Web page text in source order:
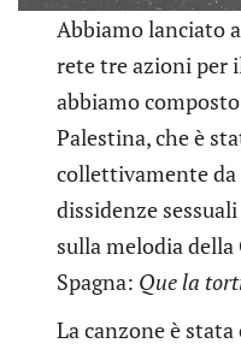
Abbiamo lanciato
rete tre azioni per
abbiamo
Palestina, che è
collettivamente
dissidenze
sulla melodia
Spagna: Que la
La canzone è